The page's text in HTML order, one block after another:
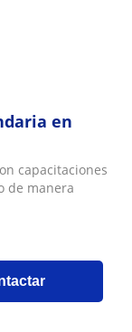
en
capacitaciones
de manera